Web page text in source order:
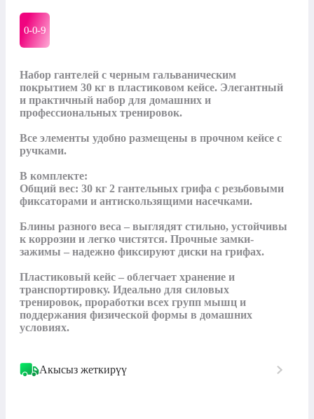
0-0-9
Набор гантелей с черным гальваническим
покрытием 30 кг в пластиковом кейсе. Элегантный
и практичный набор для домашних и
профессиональных тренировок.
Все элементы удобно размещены в прочном кейсе с
ручками.
В комплекте:
Общий вес: 30 кг 2 гантельных грифа с резьбовыми
фиксаторами и антискользящими насечками.
Блины разного веса – выглядят стильно, устойчивы
к коррозии и легко чистятся. Прочные замки-
зажимы – надежно фиксируют диски на грифах.
Пластиковый кейс – облегчает хранение и
транспортировку. Идеально для силовых
тренировок, проработки всех групп мышц и
поддержания физической формы в домашних
условиях.
Акысыз жеткирүү